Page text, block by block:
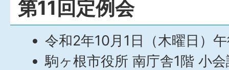
第11回定例会
令和2年10月1日（木曜日）
駒ヶ根市役所 南庁舎1階 小